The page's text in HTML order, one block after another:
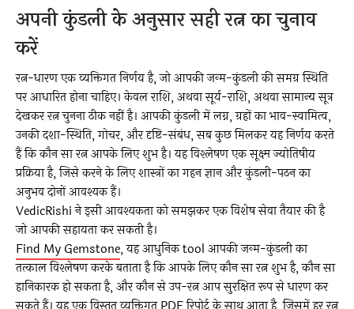
अपनी कुंडली के अनुसार सही रत्न का चुनाव
करें
रत्न-धारण एक व्यक्तिगत निर्णय है, जो आपकी जन्म-कुंडली की समग्र स्थिति
पर आधारित होना चाहिए। केवल राशि, अथवा सूर्य-राशि, अथवा सामान्य सूत्र
देखकर रत्न चुनना ठीक नहीं है। आपकी कुंडली में लग्न, ग्रहों का भाव-स्वामित्व,
उनकी दशा-स्थिति, गोचर, और दृष्टि-संबंध, सब कुछ मिलकर यह निर्णय करते
हैं कि कौन सा रत्न आपके लिए शुभ है। यह विश्लेषण एक सूक्ष्म ज्योतिषीय
प्रक्रिया है, जिसे करने के लिए शास्त्रों का गहन ज्ञान और कुंडली-पठन का
अनुभव दोनों आवश्यक हैं।
VedicRishi ने इसी आवश्यकता को समझकर एक विशेष सेवा तैयार की है
जो आपकी सहायता कर सकती है।
Find My Gemstone, यह आधुनिक tool आपकी जन्म-कुंडली का
तत्काल विश्लेषण करके बताता है कि आपके लिए कौन सा रत्न शुभ है, कौन सा
हानिकारक हो सकता है, और कौन से उप-रत्न आप सुरक्षित रूप से धारण कर